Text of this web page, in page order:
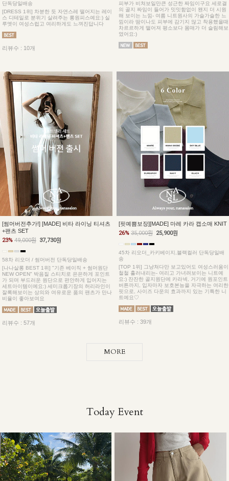
단독당일배송
[DRESS 1위] 차분한 듯 자연스레 떨어지는 레이
스 디테일로 분위기 살려주는 롱원피스예요:) 실
루엣이 여성스럽고 여리하게도 느껴진답니다
리뷰수 : 10개
피부가 비쳐보일만큰 성근한 짜임이구요 세로결
의 골지 짜임이 들어가 밋밋함없이 왠지 더 시원
해 보이는 느낌- 여름 니트원사의 가슬가슬한 느
낌이라 땀이나도 피부에 감기지 않고 착용했을때
차르르하게 떨어져 평소보다 몸매가 더 슬림해보
였어요:)
[썸머버전추가!] [MADE] 비타 라이닝 티셔츠
+팬츠 SET
23% 49,000원 37,730원
58차 리오더 / 썸머버전 단독당일배송
[나나살롱 BEST 1위] "기존 베이직 + 썸머원단
NEW OPEN" 박음질 스티치로 은은하게 포인트
가 되며 부드러운 원단으로 편안하게 입어지는
세트아이템이예요:) 세미크롭기장의 허리라인이
잘록해보이는 상의와 여유로운 품의 팬츠가 만나
비율이 좋아보여요
리뷰수 : 57개
[핏예쁨보장][MADE] 마레 카라 캡소매 KNIT
26% 35,000원 25,900원
45차 리오더_카키베이지,블랙컬러 단독당일배
송
[TOP 1위] 그냥쳐다만 보고있어도 여성스러움이
철철 흘러내리는- 여리고 가녀려보이는 니트예
요:) 잔잔한 골지원단에 카라넥, 거기에 원포인트
버튼까지, 입자마자 보호본능을 자극하는 여리한
핏으로, 사이즈 다운의 효과까지 있는 기특한 니
트예요♡
리뷰수 : 39개
MORE
Today Event